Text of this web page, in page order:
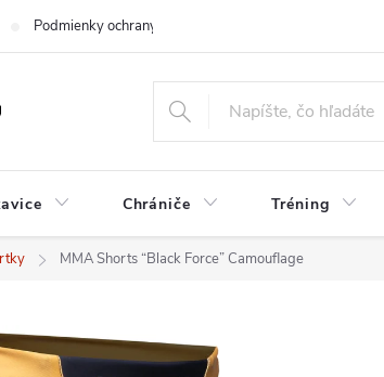
Podmienky ochrany osobných údajov
Chrániče Tréning
MMA Shorts “Black Force” Camouflage